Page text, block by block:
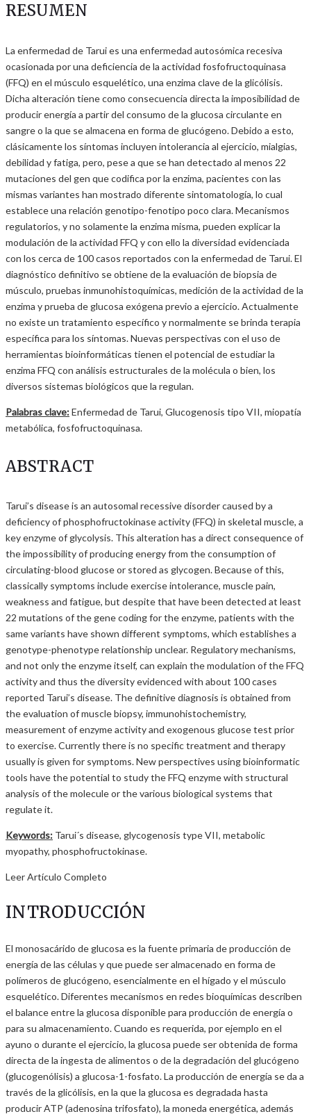
RESUMEN
La enfermedad de Tarui es una enfermedad autosómica recesiva
ocasionada por una deficiencia de la actividad fosfofructoquinasa
(FFQ) en el músculo esquelético, una enzima clave de la glicólisis.
Dicha alteración tiene como consecuencia directa la imposibilidad de
producir energía a partir del consumo de la glucosa circulante en
sangre o la que se almacena en forma de glucógeno. Debido a esto,
clásicamente los síntomas incluyen intolerancia al ejercicio, mialgias,
debilidad y fatiga, pero, pese a que se han detectado al menos 22
mutaciones del gen que codifica por la enzima, pacientes con las
mismas variantes han mostrado diferente sintomatología, lo cual
establece una relación genotipo-fenotipo poco clara. Mecanismos
regulatorios, y no solamente la enzima misma, pueden explicar la
modulación de la actividad FFQ y con ello la diversidad evidenciada
con los cerca de 100 casos reportados con la enfermedad de Tarui. El
diagnóstico definitivo se obtiene de la evaluación de biopsia de
músculo, pruebas inmunohistoquímicas, medición de la actividad de la
enzima y prueba de glucosa exógena previo a ejercicio. Actualmente
no existe un tratamiento específico y normalmente se brinda terapia
específica para los síntomas. Nuevas perspectivas con el uso de
herramientas bioinformáticas tienen el potencial de estudiar la
enzima FFQ con análisis estructurales de la molécula o bien, los
diversos sistemas biológicos que la regulan.
Palabras clave:Enfermedad de Tarui, Glucogenosis tipo VII, miopatía
metabólica, fosfofructoquinasa.
ABSTRACT
Tarui’s disease is an autosomal recessive disorder caused by a
deficiency of phosphofructokinase activity (FFQ) in skeletal muscle, a
key enzyme of glycolysis. This alteration has a direct consequence of
the impossibility of producing energy from the consumption of
circulating-blood glucose or stored as glycogen. Because of this,
classically symptoms include exercise intolerance, muscle pain,
weakness and fatigue, but despite that have been detected at least
22 mutations of the gene coding for the enzyme, patients with the
same variants have shown different symptoms, which establishes a
genotype-phenotype relationship unclear. Regulatory mechanisms,
and not only the enzyme itself, can explain the modulation of the FFQ
activity and thus the diversity evidenced with about 100 cases
reported Tarui’s disease. The definitive diagnosis is obtained from
the evaluation of muscle biopsy, immunohistochemistry,
measurement of enzyme activity and exogenous glucose test prior
to exercise. Currently there is no specific treatment and therapy
usually is given for symptoms. New perspectives using bioinformatic
tools have the potential to study the FFQ enzyme with structural
analysis of the molecule or the various biological systems that
regulate it.
Keywords: Tarui´s disease, glycogenosis type VII, metabolic
myopathy, phosphofructokinase.
Leer Artículo Completo
INTRODUCCIÓN
El monosacárido de glucosa es la fuente primaria de producción de
energía de las células y que puede ser almacenado en forma de
polímeros de glucógeno, esencialmente en el hígado y el músculo
esquelético. Diferentes mecanismos en redes bioquímicas describen
el balance entre la glucosa disponible para producción de energía o
para su almacenamiento. Cuando es requerida, por ejemplo en el
ayuno o durante el ejercicio, la glucosa puede ser obtenida de forma
directa de la ingesta de alimentos o de la degradación del glucógeno
(glucogenólisis) a glucosa-1-fosfato. La producción de energía se da a
través de la glicólisis, en la que la glucosa es degradada hasta
producir ATP (adenosina trifosfato), la moneda energética, además